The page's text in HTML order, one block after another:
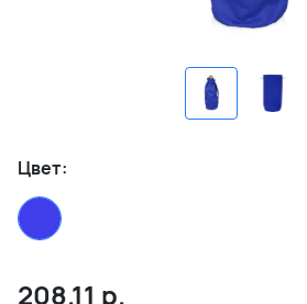
Цвет:
208.11 р.